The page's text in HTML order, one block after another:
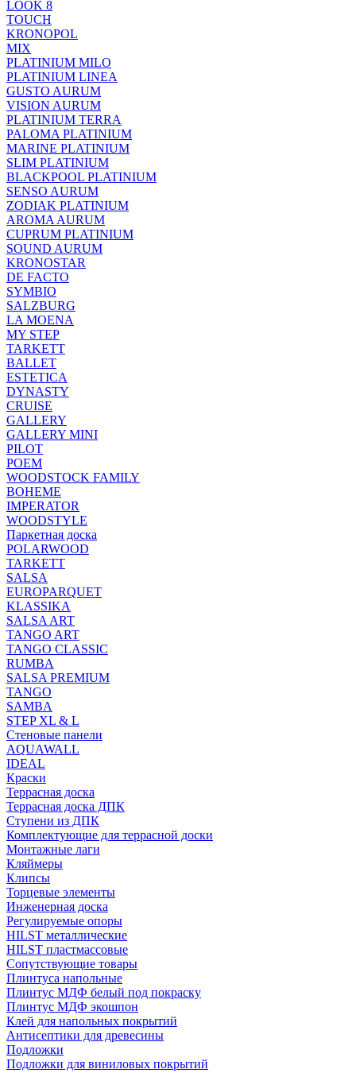
LOOK 8
TOUCH
KRONOPOL
MIX
PLATINIUM MILO
PLATINIUM LINEA
GUSTO AURUM
VISION AURUM
PLATINIUM TERRA
PALOMA PLATINIUM
MARINE PLATINIUM
SLIM PLATINIUM
BLACKPOOL PLATINIUM
SENSO AURUM
ZODIAK PLATINIUM
AROMA AURUM
CUPRUM PLATINIUM
SOUND AURUM
KRONOSTAR
DE FACTO
SYMBIO
SALZBURG
LA MOENA
MY STEP
TARKETT
BALLET
ESTETICA
DYNASTY
CRUISE
GALLERY
GALLERY MINI
PILOT
POEM
WOODSTOCK FAMILY
BOHEME
IMPERATOR
WOODSTYLE
Паркетная доска
POLARWOOD
TARKETT
SALSA
EUROPARQUET
KLASSIKA
SALSA ART
TANGO ART
TANGO CLASSIC
RUMBA
SALSA PREMIUM
TANGO
SAMBA
STEP XL & L
Стеновые панели
AQUAWALL
IDEAL
Краски
Террасная доска
Террасная доска ДПК
Ступени из ДПК
Комплектующие для террасной доски
Монтажные лаги
Кляймеры
Клипсы
Торцевые элементы
Инженерная доска
Регулируемые опоры
HILST металлические
HILST пластмассовые
Сопутствующие товары
Плинтуса напольные
Плинтус МДФ белый под покраску
Плинтус МДФ экошпон
Клей для напольных покрытий
Антисептики для древесины
Подложки
Подложки для виниловых покрытий